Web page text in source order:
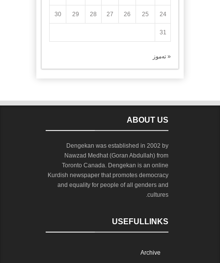
24
25
26
27
28
29
30
31
« تەموز
ABOUT US
Dengekan was established in 2002 by
Nawzad Medhat (Goran Abdullah) from
Toronto Canada. Dengekan is an online
Kurdish newspaper that promotes democracy
and equality for people of all genders and
cultures.
USEFULLINKS
Archive